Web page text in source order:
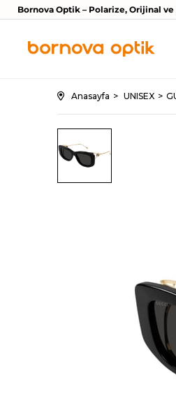
Bornova Optik – Polarize, Orijinal
Anasayfa UNISEX